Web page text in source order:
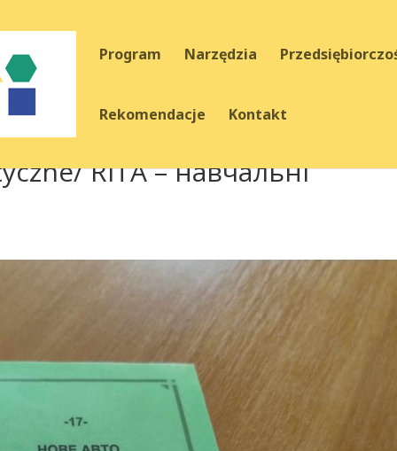
Program Narzędzia
Rekomendacje Kontakt
RITA – навчальні